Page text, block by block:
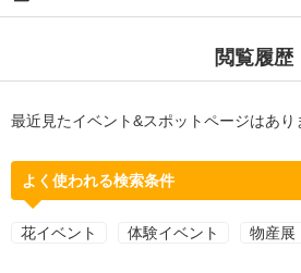
閲覧履歴
最近見たイベント&スポットページはあり
よく使われる検索条件
花イベント 体験イベント 物産展